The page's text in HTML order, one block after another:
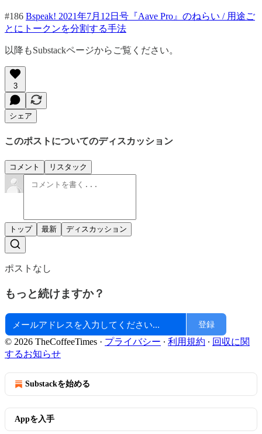
#186 Bspeak! 2021年7月12日号『Aave Pro』のねらい / 用途ご
とにトークンを分割する手法
以降もSubstackページからご覧ください。
3
シェア
このポストについてのディスカッション
コメント リスタック
トップ 最新 ディスカッション
ポストなし
もっと続けますか？
登録
© 2026 TheCoffeeTimes · プライバシー ∙ 利用規約 ∙ 回収に関
するお知らせ
Substackを始める
Appを入手